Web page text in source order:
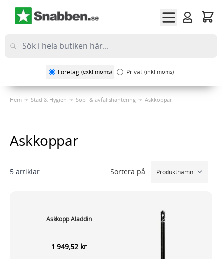
Företag (exkl moms) Privat (inkl moms)
Hem Städ & Hygien Sop- & avfallshantering Askkoppar
Askkoppar
5 artiklar Sortera på
Askkopp Aladdin
1 949,52 kr